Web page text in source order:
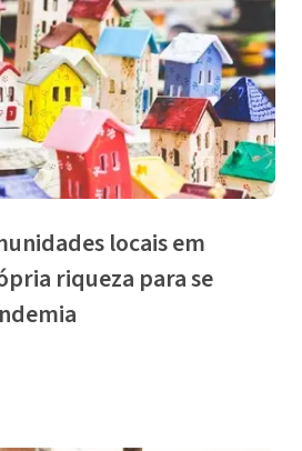
locais em
riqueza para se